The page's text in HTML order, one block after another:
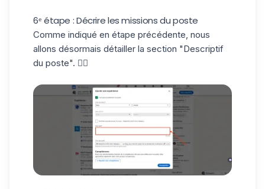
6ᵉ étape : Décrire les missions du poste
Comme indiqué en étape précédente, nous
allons désormais détailler la section "Descriptif
du poste". ✍🏼